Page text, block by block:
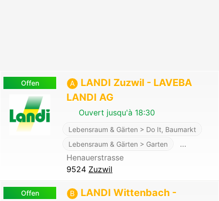
Offen A
LANDI Zuzwil - LAVEBA
LANDI AG
Ouvert jusqu'à 18:30
Lebensraum & Gärten > Do It, Baumarkt
Lebensraum & Gärten > Garten
…
Henauerstrasse
9524 Zuzwil
Offen B
LANDI Wittenbach -